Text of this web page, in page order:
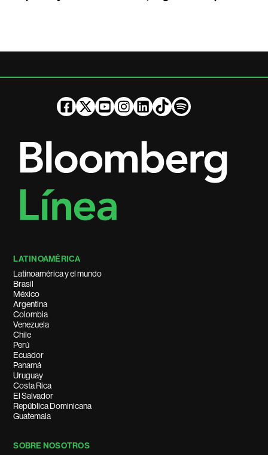
LATINOAMÉRICA
Latinoamérica y el mundo
Brasil
México
Argentina
Colombia
Venezuela
Chile
Perú
Ecuador
Panamá
Uruguay
Costa Rica
El Salvador
República Dominicana
Guatemala
SOBRE NOSOTROS